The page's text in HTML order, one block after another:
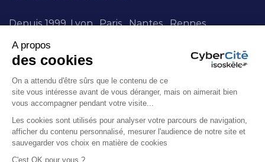
A propos
des cookies
On a attendu d'être sûrs que le contenu de ce
site vous intéresse avant de vous déranger, mais on aimerait bien
vous accompagner pendant votre visite...
Les cookies sont utilisés pour analyser votre parcours de navigation,
afficher du contenu personnalisé, mesurer l'audience de notre site et
sauvegarder vos choix en matière de cookies
C'est OK pour vous ?
Depuis 1999.Lyon.Paris.Nantes.Rennes.
collaborateurs.trices.
© Isoskèle 1999-2026 – Siren : 415068345
Mentions légalesPolitique de cookies
Politique de recrutementPlan du site
Création de site : WEBQAM